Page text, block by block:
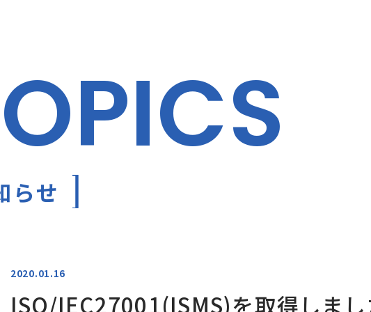
らせ
2020.01.16
ISO/IEC27001(ISMS)を取得しま